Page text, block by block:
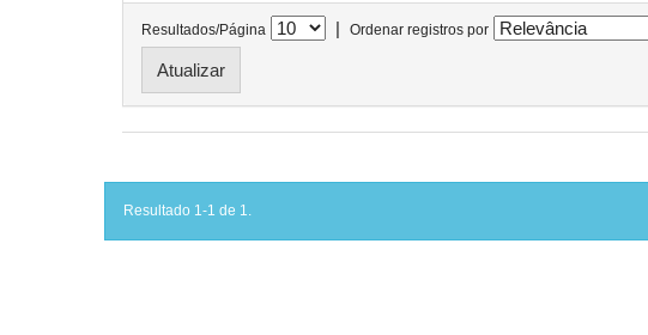
Resultados/Página | Ordenar registros por
Resultado 1-1 de 1.